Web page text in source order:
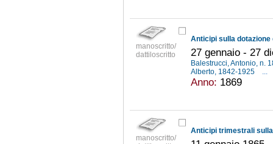
manoscritto/
dattiloscritto
27 gennaio - 27
Balestrucci, Antonio, n.
Alberto, 1842-1925
...
Anno: 1869
manoscritto/